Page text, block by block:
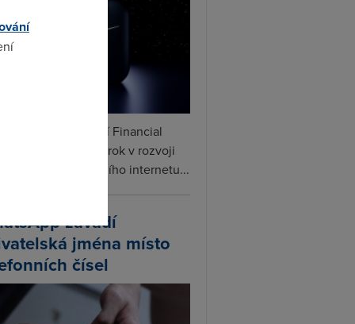
podle informací Financial
připravuje další krok v rozvoji
Vedle satelitního internetu...
zavádí
jména místo
čísel